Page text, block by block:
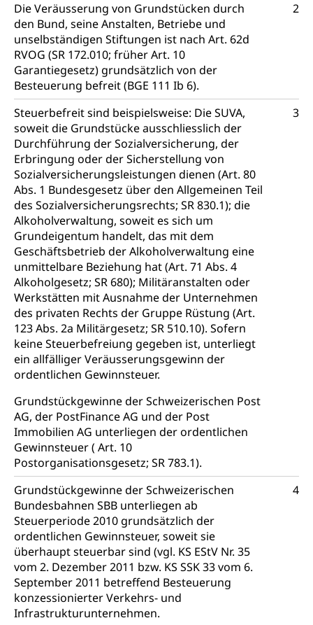
Die Veräusserung von Grundstücken durch
den Bund, seine Anstalten, Betriebe und
unselbständigen Stiftungen ist nach Art. 62d
RVOG (SR 172.010; früher Art. 10
Garantiegesetz) grundsätzlich von der
Besteuerung befreit (BGE 111 Ib 6).
2
Steuerbefreit sind beispielsweise: Die SUVA,
soweit die Grundstücke ausschliesslich der
Durchführung der Sozialversicherung, der
Erbringung oder der Sicherstellung von
Sozialversicherungsleistungen dienen (Art. 80
Abs. 1 Bundesgesetz über den Allgemeinen Teil
des Sozialversicherungsrechts; SR 830.1); die
Alkoholverwaltung, soweit es sich um
Grundeigentum handelt, das mit dem
Geschäftsbetrieb der Alkoholverwaltung eine
unmittelbare Beziehung hat (Art. 71 Abs. 4
Alkoholgesetz; SR 680); Militäranstalten oder
Werkstätten mit Ausnahme der Unternehmen
des privaten Rechts der Gruppe Rüstung (Art.
123 Abs. 2a Militärgesetz; SR 510.10). Sofern
keine Steuerbefreiung gegeben ist, unterliegt
ein allfälliger Veräusserungsgewinn der
ordentlichen Gewinnsteuer.
Grundstückgewinne der Schweizerischen Post
AG, der PostFinance AG und der Post
Immobilien AG unterliegen der ordentlichen
Gewinnsteuer ( Art. 10
Postorganisationsgesetz; SR 783.1).
3
Grundstückgewinne der Schweizerischen
Bundesbahnen SBB unterliegen ab
Steuerperiode 2010 grundsätzlich der
ordentlichen Gewinnsteuer, soweit sie
überhaupt steuerbar sind (vgl. KS EStV Nr. 35
vom 2. Dezember 2011 bzw. KS SSK 33 vom 6.
September 2011 betreffend Besteuerung
konzessionierter Verkehrs- und
Infrastrukturunternehmen.
4
AHV-Hinterlassenenrente (WAS Luzern)
AHV-Beiträge (WAS Luzern)
Informationsstelle AHV/IV
Ergänzungsleistungen (EL) (WAS Luzern)
AHV-Altersrente (WAS Luzern)
IV-Leistungen (WAS Luzern)
Körperbehinderung, körperliche Behinderung,
geistige Behinderung, psychische Behinderung,
Erwerbsunfähigkeit, Behinderte
Inklusion im Sport
Menschen mit Behinderungen
Kultur und Medien
Archive und Bibliotheken
Bücher, Bundesarchiv, Landesbibliothek
Staatsarchiv Luzern
Zentral- und Hochschulbibliothek
Archiv der Denkmalpflege
Kulturelle Einrichtungen
Museen, Theater, Bibliotheken
Dienststelle Kultur
Kunst & Kultur (Luzern Tourismus)
Kulturförderung
Kulturpolitik, Sprachförderung, Denkmalpflege,
kulturelles Angebot, Kulturerbe, kulturelles Erbe,
Nachwuchsförderung, Vermittlung, Selektive
Förderung, Kulturausschreibungen, Kulturpreis,
Werkbeitrag, Produktionsbeitrag, Recherche,
Bildende Kunst, Angewandte Kunst, Theater/Tanz,
Musik, Entwicklung, Programmbeiträge,
Filmförderung, Regionale Förderfonds,
Werkankäufe, Kunstankäufe, Kunst und Bau, Schule
und Kultur, Kulturgesuche, Kulturvermittlung
Kulturförderung und Vermittlung
Angebote für Schulklassen
Zentralschweizer Filmförderung
Mobilität
Schiene und öffentlicher Verkehr
Schienenverkehr, Zugverkehr, Bahnverkehr,
Transportmittel, öffentlicher Verkehr
Verkehrsverbund Luzern VVL
Öffentlicher Verkehr Luzern Mobil
Schifffahrt
Schiffsverkehr, Binnenschifffahrt, Seeschifffahrt,
Flussschifffahrt
Schifffahrt (Strassenverkehrsamt)
Strasse